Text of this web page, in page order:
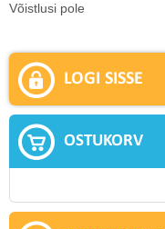
Võistlusi pole
LOGI SISSE
OSTUKORV